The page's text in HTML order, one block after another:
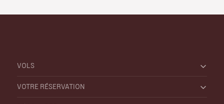
VOLS
VOTRE RÉSERVATION